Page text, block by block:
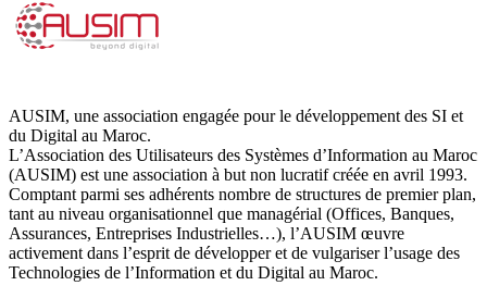
AUSIM, une association engagée pour le développement des SI et
du Digital au Maroc.
L’Association des Utilisateurs des Systèmes d’Information au Maroc
(AUSIM) est une association à but non lucratif créée en avril 1993.
Comptant parmi ses adhérents nombre de structures de premier plan,
tant au niveau organisationnel que managérial (Offices, Banques,
Assurances, Entreprises Industrielles…), l’AUSIM œuvre
activement dans l’esprit de développer et de vulgariser l’usage des
Technologies de l’Information et du Digital au Maroc.